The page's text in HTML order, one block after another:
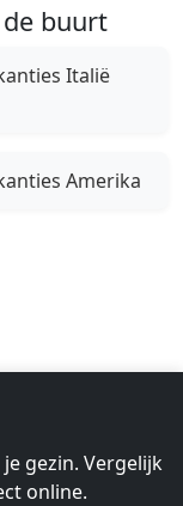
buurt
Italië
Amerika
gezin. Vergelijk
online.